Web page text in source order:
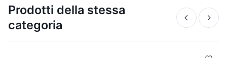
Prodotti della stessa
categoria